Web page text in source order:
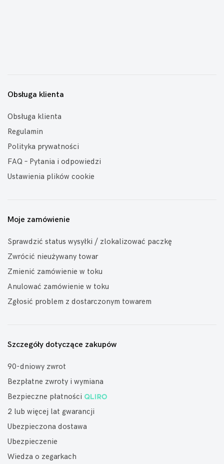
Obsługa klienta
Obsługa klienta
Regulamin
Polityka prywatności
FAQ – Pytania i odpowiedzi
Ustawienia plików cookie
Moje zamówienie
Sprawdzić status wysyłki / zlokalizować paczkę
Zwrócić nieużywany towar
Zmienić zamówienie w toku
Anulować zamówienie w toku
Zgłosić problem z dostarczonym towarem
Szczegóły dotyczące zakupów
90-dniowy zwrot
Bezpłatne zwroty i wymiana
Bezpieczne płatności
2 lub więcej lat gwarancji
Ubezpieczona dostawa
Ubezpieczenie
Wiedza o zegarkach